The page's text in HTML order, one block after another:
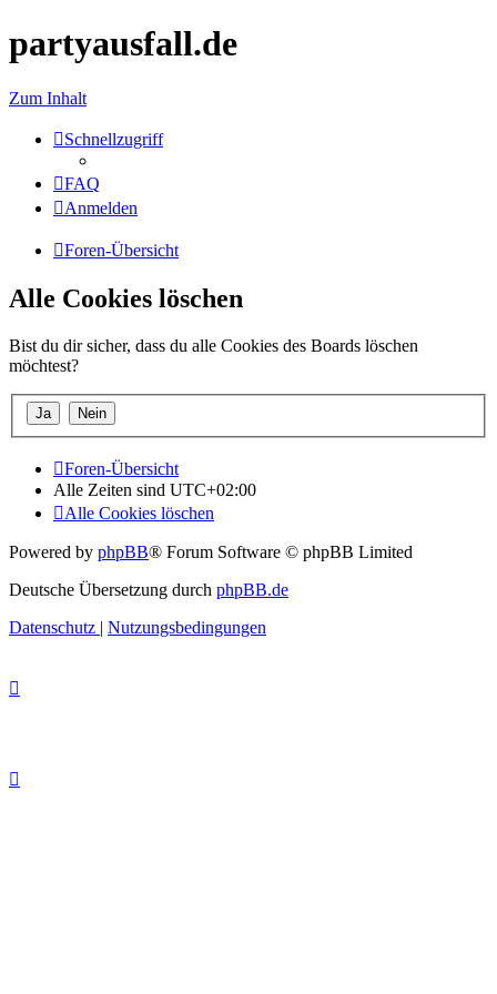
partyausfall.de
Zum Inhalt
Schnellzugriff
FAQ
Anmelden
Foren-Übersicht
Alle Cookies löschen
Bist du dir sicher, dass du alle Cookies des Boards löschen
möchtest?
Foren-Übersicht
Alle Zeiten sind UTC+02:00
Alle Cookies löschen
Powered by phpBB® Forum Software © phpBB Limited
Deutsche Übersetzung durch phpBB.de
Datenschutz | Nutzungsbedingungen